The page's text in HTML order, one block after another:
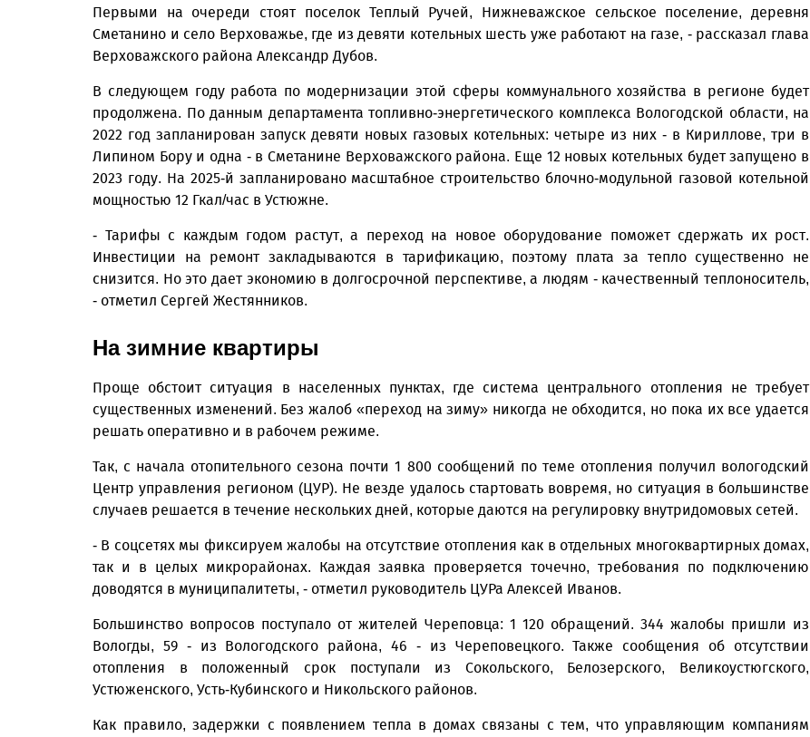
Первыми на очереди стоят поселок Теплый Ручей, Нижневажское сельское поселение, деревня
Сметанино и село Верховажье, где из девяти котельных шесть уже работают на газе, - рассказал глава
Верховажского района Александр Дубов.
В следующем году работа по модернизации этой сферы коммунального хозяйства в регионе будет
продолжена. По данным департамента топливно-энергетического комплекса Вологодской области, на
2022 год запланирован запуск девяти новых газовых котельных: четыре из них - в Кириллове, три в
Липином Бору и одна - в Сметанине Верховажского района. Еще 12 новых котельных будет запущено в
2023 году. На 2025-й запланировано масштабное строительство блочно-модульной газовой котельной
мощностью 12 Гкал/час в Устюжне.
- Тарифы с каждым годом растут, а переход на новое оборудование поможет сдержать их рост.
Инвестиции на ремонт закладываются в тарификацию, поэтому плата за тепло существенно не
снизится. Но это дает экономию в долгосрочной перспективе, а людям - качественный теплоноситель,
- отметил Сергей Жестянников.
На зимние квартиры
Проще обстоит ситуация в населенных пунктах, где система центрального отопления не требует
существенных изменений. Без жалоб «переход на зиму» никогда не обходится, но пока их все удается
решать оперативно и в рабочем режиме.
Так, с начала отопительного сезона почти 1 800 сообщений по теме отопления получил вологодский
Центр управления регионом (ЦУР). Не везде удалось стартовать вовремя, но ситуация в большинстве
случаев решается в течение нескольких дней, которые даются на регулировку внутридомовых сетей.
- В соцсетях мы фиксируем жалобы на отсутствие отопления как в отдельных многоквартирных домах,
так и в целых микрорайонах. Каждая заявка проверяется точечно, требования по подключению
доводятся в муниципалитеты, - отметил руководитель ЦУРа Алексей Иванов.
Большинство вопросов поступало от жителей Череповца: 1 120 обращений. 344 жалобы пришли из
Вологды, 59 - из Вологодского района, 46 - из Череповецкого. Также сообщения об отсутствии
отопления в положенный срок поступали из Сокольского, Белозерского, Великоустюгского,
Устюженского, Усть-Кубинского и Никольского районов.
Как правило, задержки с появлением тепла в домах связаны с тем, что управляющим компаниям